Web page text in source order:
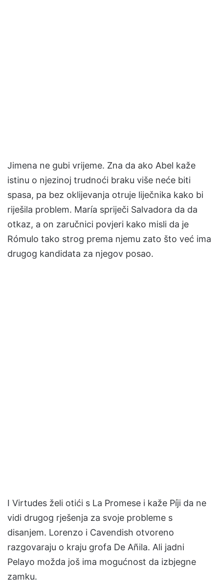
Jimena ne gubi vrijeme. Zna da ako Abel kaže
istinu o njezinoj trudnoći braku više neće biti
spasa, pa bez oklijevanja otruje liječnika kako bi
riješila problem. María spriječi Salvadora da da
otkaz, a on zaručnici povjeri kako misli da je
Rómulo tako strog prema njemu zato što već ima
drugog kandidata za njegov posao.
I Virtudes želi otići s La Promese i kaže Píji da ne
vidi drugog rješenja za svoje probleme s
disanjem. Lorenzo i Cavendish otvoreno
razgovaraju o kraju grofa De Añila. Ali jadni
Pelayo možda još ima mogućnost da izbjegne
zamku.